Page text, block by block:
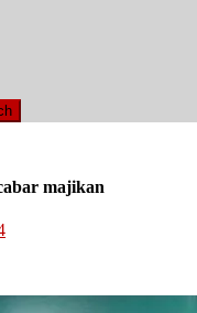
majikan